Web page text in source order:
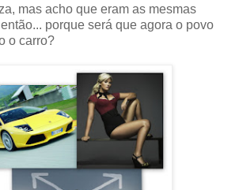
mas acho que eram as mesmas
porque será que agora o povo
o carro?